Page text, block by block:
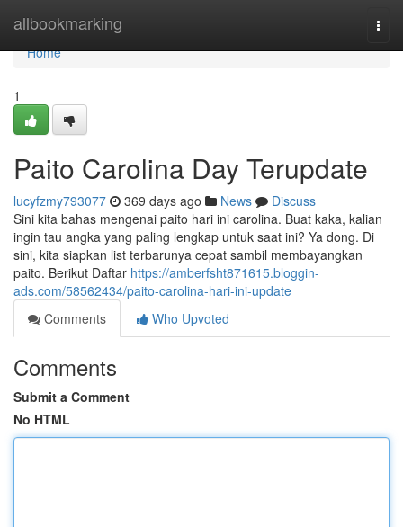
allbookmarking
Home
Home
1
Paito Carolina Day Terupdate
lucyfzmy793077 369 days ago News
Discuss
Sini kita bahas mengenai paito hari ini carolina. Buat kaka, kalian
ingin tau angka yang paling lengkap untuk saat ini? Ya dong. Di
sini, kita siapkan list terbarunya cepat sambil membayangkan
paito. Berikut Daftar https://amberfsht871615.bloggin-
ads.com/58562434/paito-carolina-hari-ini-update
Comments
Who Upvoted
Comments
Submit a Comment
No HTML